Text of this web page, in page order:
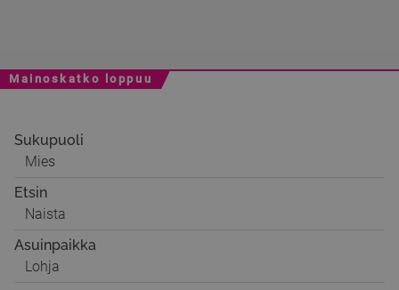
Mainoskatko loppuu
Sukupuoli
Mies
Etsin
Naista
Asuinpaikka
Lohja